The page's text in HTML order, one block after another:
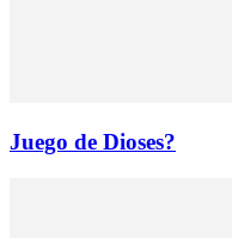
Juego de Dioses?